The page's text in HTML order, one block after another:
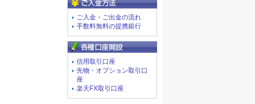
ご入金・ご出金の流れ
手数料無料の提携銀行
信用取引口座
先物・オプション取引口
座
楽天FX取引口座